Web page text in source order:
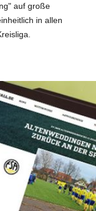
auf große
in allen